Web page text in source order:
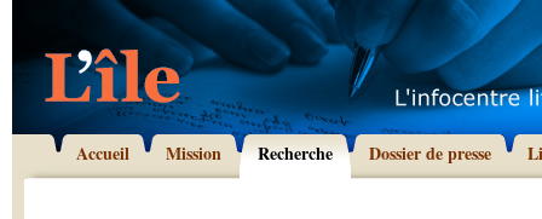
Accueil Mission Recherche Dossier de presse